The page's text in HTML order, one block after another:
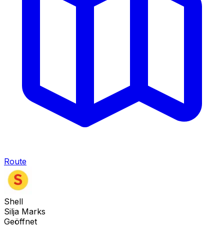
Route
Shell
Silja Marks
Geöffnet